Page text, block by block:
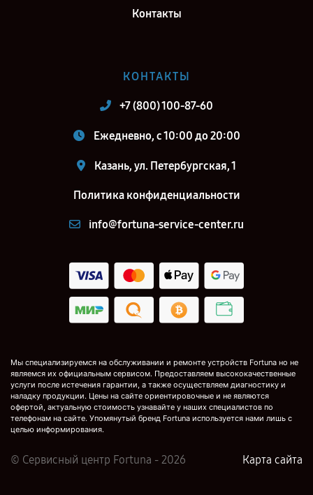
Контакты
КОНТАКТЫ
+7 (800) 100-87-60
Ежедневно, с 10:00 до 20:00
Казань, ул. Петербургская, 1
Политика конфиденциальности
info@fortuna-service-center.ru
Мы специализируемся на обслуживании и ремонте устройств Fortuna но не
являемся их официальным сервисом. Предоставляем высококачественные
услуги после истечения гарантии, а также осуществляем диагностику и
наладку продукции. Цены на сайте ориентировочные и не являются
офертой, актуальную стоимость узнавайте у наших специалистов по
телефонам на сайте. Упомянутый бренд Fortuna используется нами лишь с
целью информирования.
© Сервисный центр Fortuna - 2026 Карта сайта